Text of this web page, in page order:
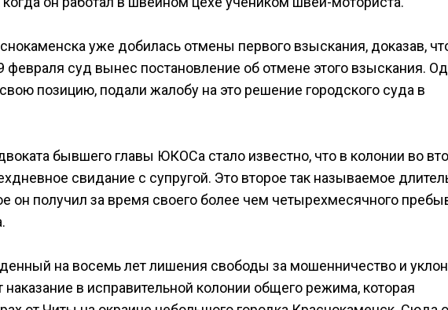
уже добилась отмены первого взыскания, доказав,
февраля суд вынес постановление об отмене этого взыскания.
позицию, подали жалобу на это решение городского суда в
бывшего главы ЮКОСа стало известно, что в колонии во
свидание с супругой. Это второе так называемое
он получил за время своего более чем четырехмесячного
на восемь лет лишения свободы за мошенничество и
наказание в исправительной колонии общего режима, которая